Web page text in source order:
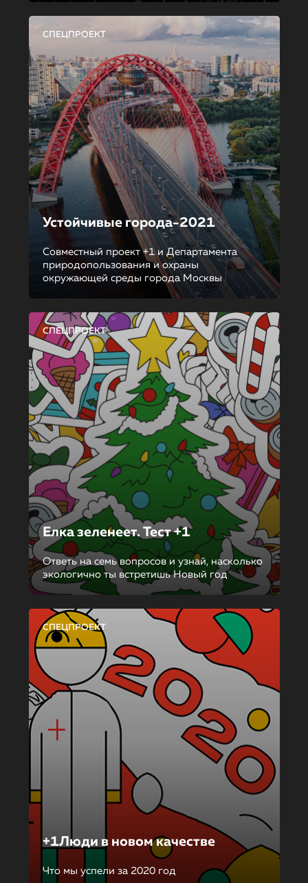
СПЕЦПРОЕКТ
Устойчивые города-2021
Совместный проект +1 и Департамента
природопользования и охраны
окружающей среды города Москвы
СПЕЦПРОЕКТ
Елка зеленеет. Тест +1
Ответь на семь вопросов и узнай, насколько
экологично ты встретишь Новый год
СПЕЦПРОЕКТ
+1Люди в новом качестве
Что мы успели за 2020 год